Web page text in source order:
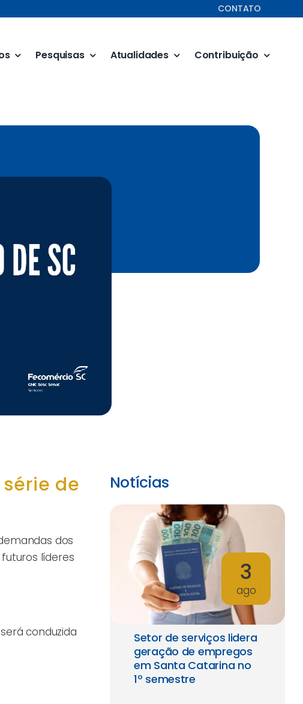
CONTATO
Pesquisas Atualidades Contribuição
de
dos
líderes
conduzida
Notícias
3
ago
Setor de serviços lidera
geração de empregos
em Santa Catarina no
1º semestre